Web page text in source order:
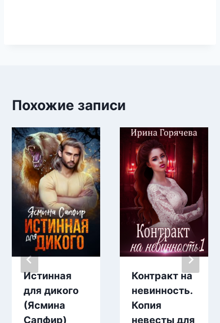
Похожие записи
Истинная
для дикого
(Ясмина
Сапфир)
Контракт на
невинность.
Копия
невесты для